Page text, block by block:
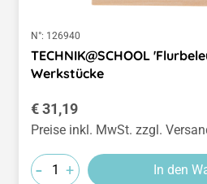
N°: 126940
TECHNIK@SCHOOL
Werkstücke
Regulärer Preis:
€ 31,19
Preise inkl. MwSt. zzgl.
- + In den